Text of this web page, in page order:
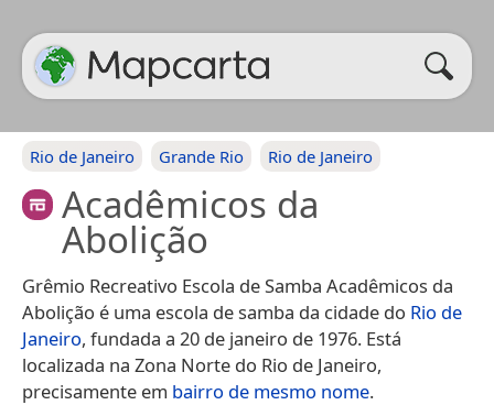
Rio de Janeiro Grande Rio Rio de Janeiro
Acadêmicos da
Abolição
Grêmio Recreativo Escola de Samba Acadêmicos da
Abolição é uma escola de samba da cidade do Rio de
Janeiro, fundada a 20 de janeiro de 1976. Está
localizada na Zona Norte do Rio de Janeiro,
precisamente em bairro de mesmo nome.